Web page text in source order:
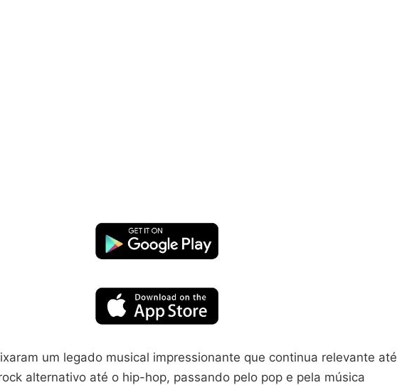
um legado musical impressionante que continua relevante até
alternativo até o hip-hop, passando pelo pop e pela música